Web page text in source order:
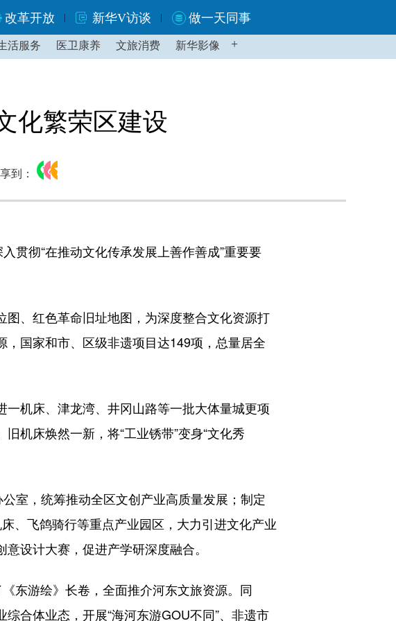
改革开放 新华V访谈 做一天同事
活服务 医卫康养 文旅消费 新华影像 +
化繁荣区建设
到：
彻“在推动文化传承发展上善作善成”重要要
、红色革命旧址地图，为深度整合文化资源打
国家和市、区级非遗项目达149项，总量居全
机床、津龙湾、井冈山路等一批大体量城更项
机床焕然一新，将“工业锈带”变身“文化秀
室，统筹推动全区文创产业高质量发展；制定
、飞鸽骑行等重点产业园区，大力引进文化产业
设计大赛，促进产学研深度融合。
东游绘》长卷，全面推介河东文旅资源。同
合体业态，开展“海河东游GOU不同”、非遗市